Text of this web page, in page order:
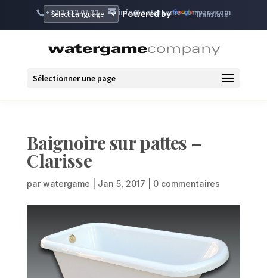
+32 2 332 07 32 info@watergame-company.com
Powered by Translate
Sélectionner une page
Baignoire sur pattes –
Clarisse
par watergame Jan 5, 2017 0 commentaires